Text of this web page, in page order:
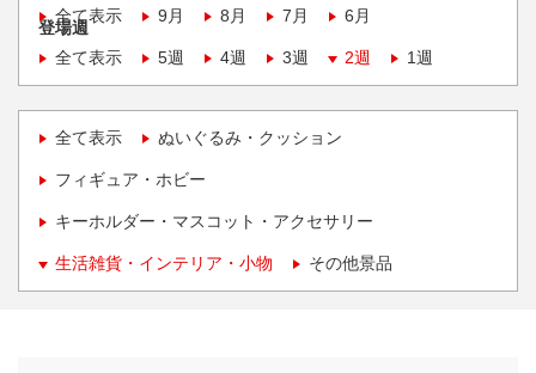
全て表示
9月 8月 7月 6月
登場週
全て表示
5週 4週 3週 2週 1週
全て表示 ぬいぐるみ・クッション
フィギュア・ホビー
キーホルダー・マスコット・アクセサリー
生活雑貨・インテリア・小物 その他景品